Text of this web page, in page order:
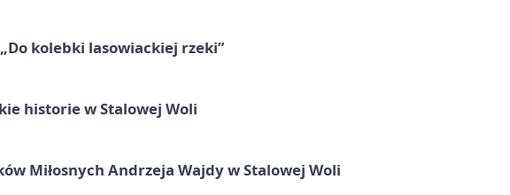
kolebki lasowiackiej rzeki”
historie w Stalowej Woli
Miłosnych Andrzeja Wajdy w Stalowej Woli